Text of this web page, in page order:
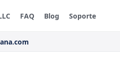
FAQ Blog Soporte